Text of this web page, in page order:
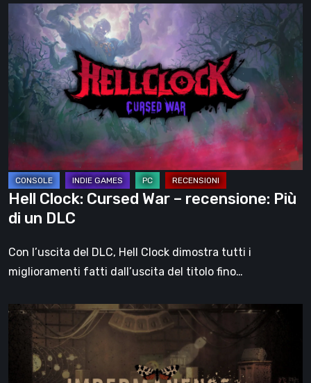
Clock:
Cursed
War
–
recensione:
di
un
DLC
Hell Clock: Cursed War – recensione: Più
di un DLC
Con l’uscita del DLC, Hell Clock dimostra tutti i
miglioramenti fatti dall’uscita del titolo fino…
Impermanence:
costruire
santuario